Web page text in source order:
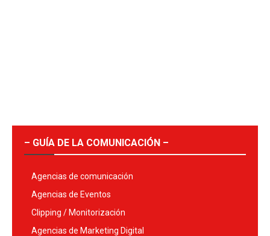
– GUÍA DE LA COMUNICACIÓN –
Agencias de comunicación
Agencias de Eventos
Clipping / Monitorización
Agencias de Marketing Digital